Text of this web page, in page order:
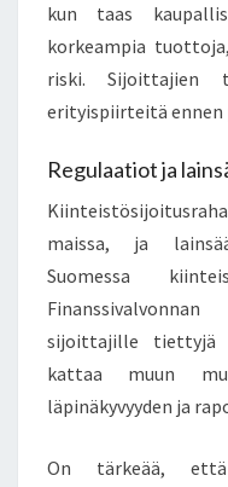
kun taas
korkeampia
riski. Sijoittajien
erityispiirteitä ennen
Regulaatiot ja
maissa, ja
Suomessa
sijoittajille tiettyjä
kattaa muun
läpinäkyvyyden ja
On tärkeää,